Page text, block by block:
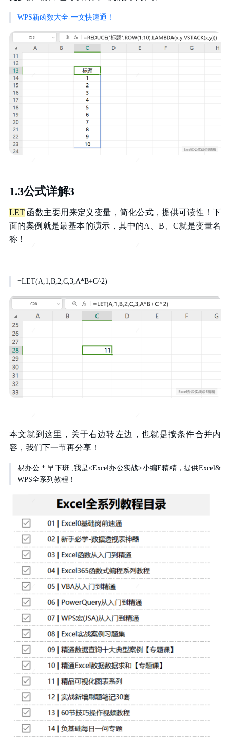
WPS新函数大全-一文快速通！
1.3公式详解3
LET 函数主要用来定义变量，简化公式，提供可读性！下
面的案例就是最基本的演示，其中的A、B、C就是变量名
称！
=LET(A,1,B,2,C,3,A*B+C^2)
本文就到这里，关于右边转左边，也就是按条件合并内
容，我们下一节再分享！
易办公 * 早下班 ,我是<Excel办公实战>小编E精精，提供Excel&
WPS全系列教程！